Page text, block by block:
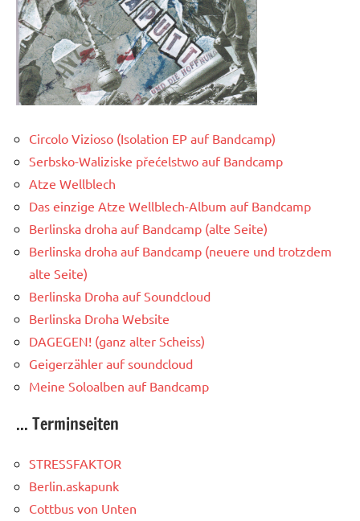
Circolo Vizioso (Isolation EP auf Bandcamp)
Serbsko-Waliziske přećelstwo auf Bandcamp
Atze Wellblech
Das einzige Atze Wellblech-Album auf Bandcamp
Berlinska droha auf Bandcamp (alte Seite)
Berlinska droha auf Bandcamp (neuere und trotzdem
alte Seite)
Berlinska Droha auf Soundcloud
Berlinska Droha Website
DAGEGEN! (ganz alter Scheiss)
Geigerzähler auf soundcloud
Meine Soloalben auf Bandcamp
... Terminseiten
STRESSFAKTOR
Berlin.askapunk
Cottbus von Unten